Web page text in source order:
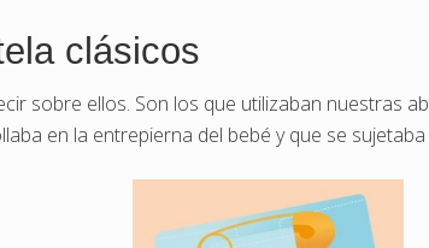
clásicos
sobre ellos. Son los que utilizaban nuestras
en la entrepierna del bebé y que se